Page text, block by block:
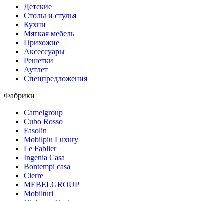
Детские
Столы и стулья
Кухни
Мягкая мебель
Прихожие
Аксессуары
Решетки
Аутлет
Спецпредложения
Фабрики
Camelgroup
Cubo Rosso
Fasolin
Mobilpiu Luxury
Le Fablier
Ingenia Casa
Bontempi casa
Cierre
MEBELGROUP
Mobilturi